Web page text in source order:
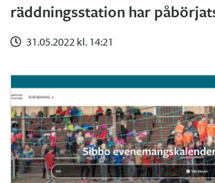
räddningsstation har
31.05.2022 kl. 14:21